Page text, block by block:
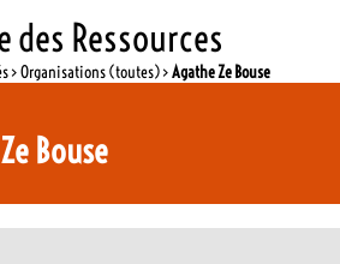
des Ressources
> Organisations (toutes) >Agathe Ze Bouse
Bouse